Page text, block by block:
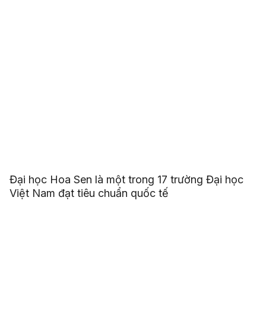
Đại học Hoa Sen là một trong 17 trường Đại học
Việt Nam đạt tiêu chuẩn quốc tế